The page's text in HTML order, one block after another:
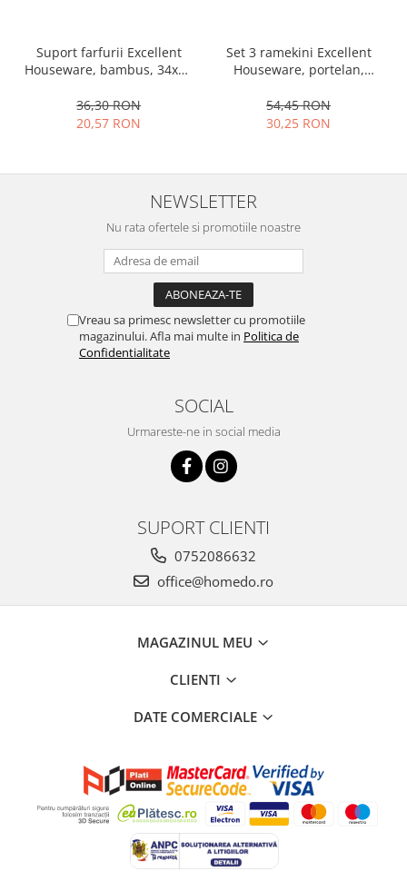
Suport farfurii Excellent
Houseware, bambus, 34x12
36,30 RON
20,57 RON
Set 3 ramekini Excellent
Houseware, portelan,
54,45 RON
30,25 RON
NEWSLETTER
Nu rata ofertele si promotiile noastre
Vreau sa primesc newsletter cu promotiile
magazinului. Afla mai multe in Politica de
Confidentialitate
SOCIAL
Urmareste-ne in social media
SUPORT CLIENTI
0752086632
office@homedo.ro
MAGAZINUL MEU
CLIENTI
DATE COMERCIALE